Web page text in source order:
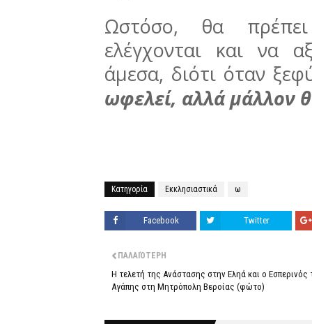
Ωστόσο, θα
ελέγχονται και να
άμεσα, διότι όταν
ωφελεί, αλλά μάλλον
Κατηγορία Εκκλησιαστικά ω
Facebook Twitter
ΠΑΛΑΙΌΤΕΡΗ
Η τελετή της Ανάστασης στην Εληά και ο Εσπερινός
Αγάπης στη Μητρόπολη Βεροίας (φώτο)